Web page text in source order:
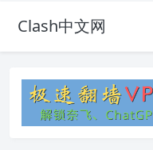
Clash中文网